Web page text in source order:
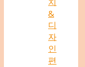
&
디
자
인
편